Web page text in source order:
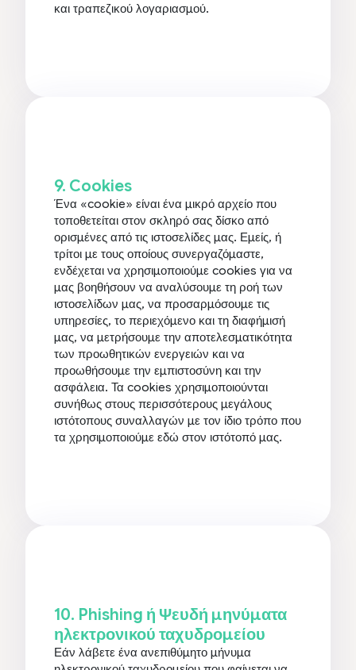
και τραπεζικού λογαριασμού.
9. Cookies
Ένα «cookie» είναι ένα μικρό αρχείο που
τοποθετείται στον σκληρό σας δίσκο από
ορισμένες από τις ιστοσελίδες μας. Εμείς, ή
τρίτοι με τους οποίους συνεργαζόμαστε,
ενδέχεται να χρησιμοποιούμε cookies για να
μας βοηθήσουν να αναλύσουμε τη ροή των
ιστοσελίδων μας, να προσαρμόσουμε τις
υπηρεσίες, το περιεχόμενο και τη διαφήμισή
μας, να μετρήσουμε την αποτελεσματικότητα
των προωθητικών ενεργειών και να
προωθήσουμε την εμπιστοσύνη και την
ασφάλεια. Τα cookies χρησιμοποιούνται
συνήθως στους περισσότερους μεγάλους
ιστότοπους συναλλαγών με τον ίδιο τρόπο που
τα χρησιμοποιούμε εδώ στον ιστότοπό μας.
10. Phishing ή Ψευδή μηνύματα
ηλεκτρονικού ταχυδρομείου
Εάν λάβετε ένα ανεπιθύμητο μήνυμα